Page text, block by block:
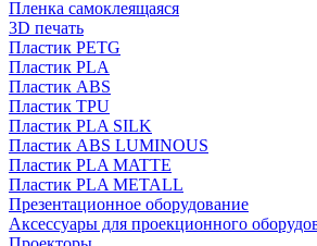
Пленка самоклеящаяся
3D печать
Пластик PETG
Пластик PLA
Пластик ABS
Пластик TPU
Пластик PLA SILK
Пластик ABS LUMINOUS
Пластик PLA MATTE
Пластик PLA METALL
Презентационное оборудование
Аксессуары для проекционного